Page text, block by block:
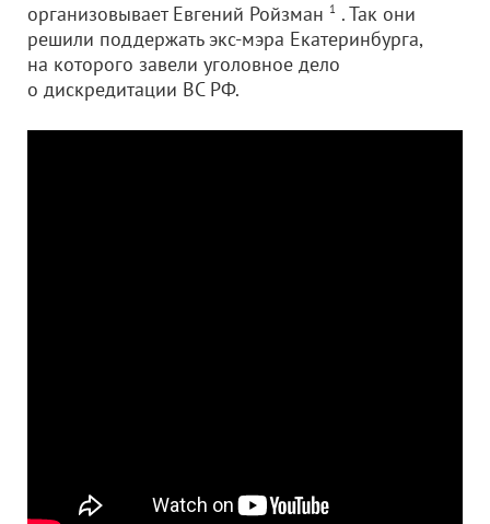
организовывает Евгений Ройзман 1 . Так они
решили поддержать экс-мэра Екатеринбурга,
на которого завели уголовное дело
о дискредитации ВС РФ.